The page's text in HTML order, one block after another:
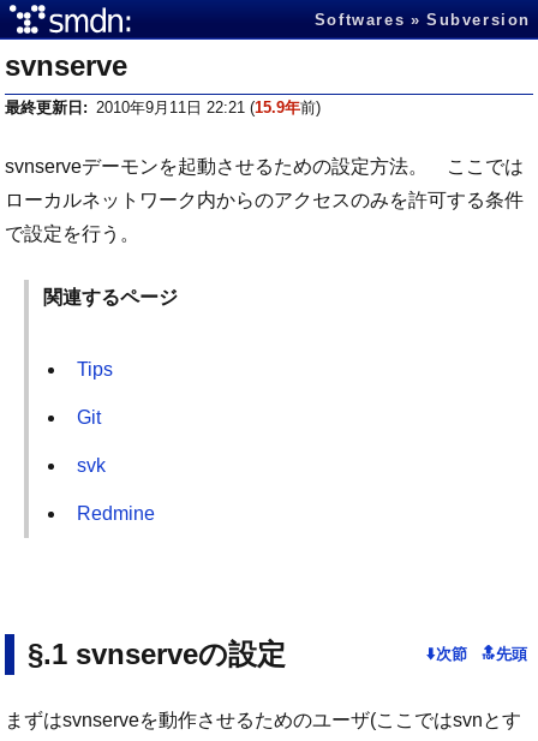
Softwares Subversion
svnserve
最終更新日 2010年9月11日 22:21 (15.9年前)
svnserveデーモンを起動させるための設定方法。 ここでは
ローカルネットワーク内からのアクセスのみを許可する条件
で設定を行う。
関連するページ
Tips
Git
svk
Redmine
svnserveの設定
まずはsvnserveを動作させるためのユーザ(ここではsvnとす